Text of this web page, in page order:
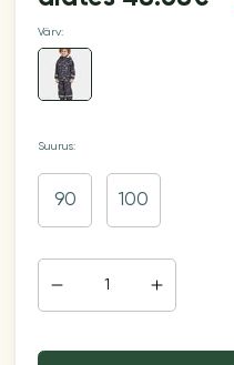
Värv:
Suurus:
90 100